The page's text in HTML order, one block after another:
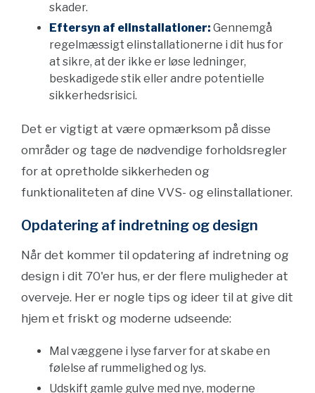
skader.
Eftersyn af elinstallationer: Gennemgå
regelmæssigt elinstallationerne i dit hus for
at sikre, at der ikke er løse ledninger,
beskadigede stik eller andre potentielle
sikkerhedsrisici.
Det er vigtigt at være opmærksom på disse
områder og tage de nødvendige forholdsregler
for at opretholde sikkerheden og
funktionaliteten af dine VVS- og elinstallationer.
Opdatering af indretning og design
Når det kommer til opdatering af indretning og
design i dit 70'er hus, er der flere muligheder at
overveje. Her er nogle tips og ideer til at give dit
hjem et friskt og moderne udseende:
Mal væggene i lyse farver for at skabe en
følelse af rummelighed og lys.
Udskift gamle gulve med nye, moderne